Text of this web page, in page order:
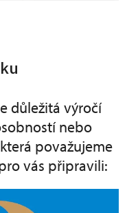
důležitá výročí
nebo
považujeme
vás připravili: